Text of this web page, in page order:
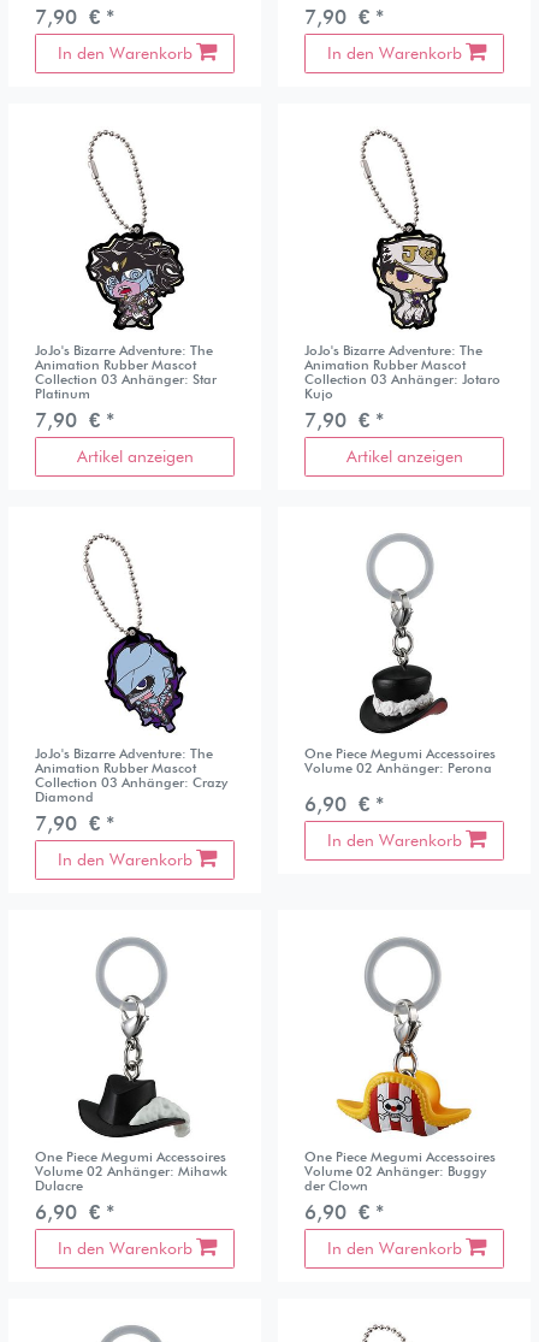
7,90 € *
In den Warenkorb
7,90 € *
In den Warenkorb
JoJo's Bizarre Adventure: The
Animation Rubber Mascot
Collection 03 Anhänger: Star
Platinum
7,90 € *
Artikel anzeigen
JoJo's Bizarre Adventure: The
Animation Rubber Mascot
Collection 03 Anhänger: Jotaro
Kujo
7,90 € *
Artikel anzeigen
JoJo's Bizarre Adventure: The
Animation Rubber Mascot
Collection 03 Anhänger: Crazy
Diamond
7,90 € *
In den Warenkorb
One Piece Megumi Accessoires
Volume 02 Anhänger: Perona
6,90 € *
In den Warenkorb
One Piece Megumi Accessoires
Volume 02 Anhänger: Mihawk
Dulacre
6,90 € *
In den Warenkorb
One Piece Megumi Accessoires
Volume 02 Anhänger: Buggy
der Clown
6,90 € *
In den Warenkorb